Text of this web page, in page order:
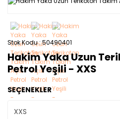
Stok Kodu 50490401
Hakim Yaka Uzun
Petrol Yeşili - XXS
SEÇENEKLER